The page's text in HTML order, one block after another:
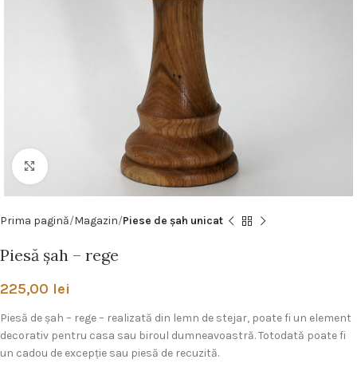
Click pentru a mări
Prima pagină Magazin Piese de şah unicat
Piesă şah – rege
225,00 lei
Piesă de șah – rege – realizată din lemn de stejar, poate fi un element
decorativ pentru casa sau biroul dumneavoastră. Totodată poate fi
un cadou de excepţie sau piesă de recuzită.